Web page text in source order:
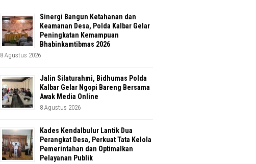
Sinergi Bangun Ketahanan dan
Keamanan Desa, Polda Kalbar Gelar
Peningkatan Kemampuan
Bhabinkamtibmas 2026
8 Agustus 2026
Jalin Silaturahmi, Bidhumas Polda
Kalbar Gelar Ngopi Bareng Bersama
Awak Media Online
8 Agustus 2026
Kades Kendalbulur Lantik Dua
Perangkat Desa, Perkuat Tata Kelola
Pemerintahan dan Optimalkan
Pelayanan Publik